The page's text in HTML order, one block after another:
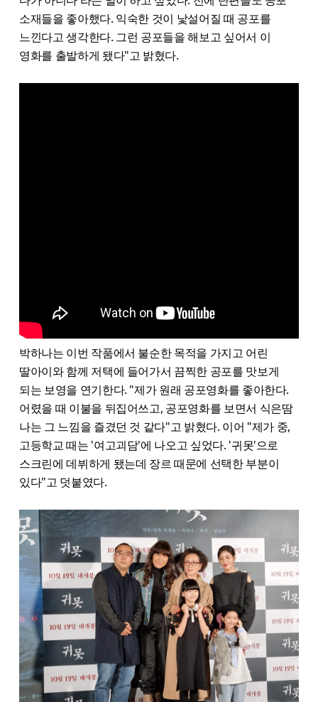
소재들을 좋아했다. 익숙한 것이 낯설어질 때 공포를
느낀다고 생각한다. 그런 공포들을 해보고 싶어서 이
영화를 출발하게 됐다"고 밝혔다.
박하나는 이번 작품에서 불순한 목적을 가지고 어린
딸아이와 함께 저택에 들어가서 끔찍한 공포를 맛보게
되는 보영을 연기한다. "제가 원래 공포영화를 좋아한다.
어렸을 때 이불을 뒤집어쓰고, 공포영화를 보면서 식은땀
나는 그 느낌을 즐겼던 것 같다"고 밝혔다. 이어 "제가 중,
고등학교 때는 '여고괴담'에 나오고 싶었다. '귀못'으로
스크린에 데뷔하게 됐는데 장르 때문에 선택한 부분이
있다"고 덧붙였다.